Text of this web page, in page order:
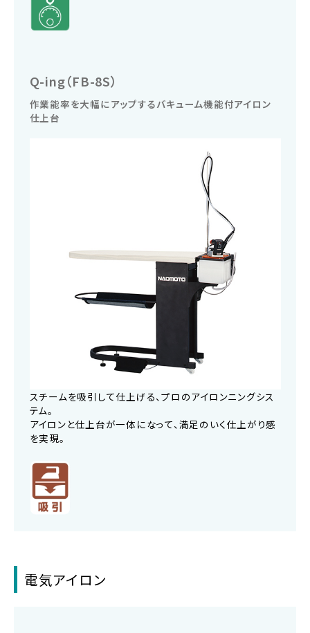
Q-ing（FB-8S）
作業能率を大幅にアップするバキューム機能付アイロン
仕上台
スチームを吸引して仕上げる、プロのアイロンニングシス
テム。
アイロンと仕上台が一体になって、満足のいく仕上がり感
を実現。
電気アイロン